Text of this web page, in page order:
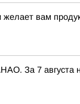
вам
7 августа на